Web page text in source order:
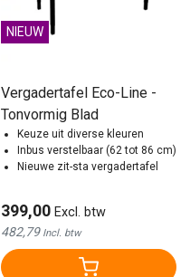
NIEUW
Vergadertafel Eco-Line -
Tonvormig Blad
Keuze uit diverse kleuren
Inbus verstelbaar (62 tot 86 cm)
Nieuwe zit-sta vergadertafel
399,00 Excl. btw
482,79 Incl. btw